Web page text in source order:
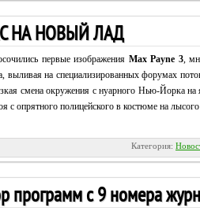
НА НОВЫЙ ЛАД
первые изображения Max Payne 3,
выливая на специализированных форумах
смена окружения с нуарного Нью-Йорка
с опрятного полицейского в костюме на лысого
Категория:
программ с 9 номера